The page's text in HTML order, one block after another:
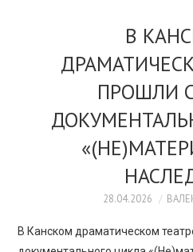
#КАСДОМ
КУЛЬТУРА
ОБРАЗОВАНИЕ
В
ПРОШЛИ
28.04.2026
В Канском драматическом